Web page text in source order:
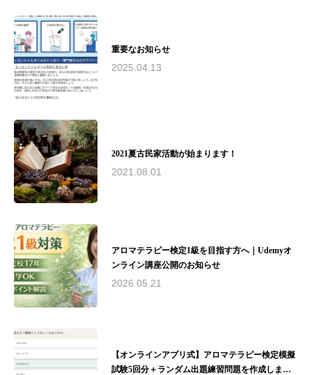
動： - アヤアルケミックスタジオにて、アロマ
テラピーインストラクター、アロマセラピスト
夏〜予定）理念： "アロマテラピーを通じて、
Quality of Life（生活の質）の向上に貢献する"と
の専門家として、教育、研究、実践の場で幅広
く活躍。その経験と知識を活かし、心と体の健
重要なお知らせ
2025.04.13
2021夏古民家活動が始まります！
2021.08.01
アロマテラピー検定1級を目指す方へ｜Udemyオ
ンライン講座公開のお知らせ
2026.05.21
【オンラインアプリ式】アロマテラピー検定模擬
試験5回分＋ランダム出題練習問題を作成しまし